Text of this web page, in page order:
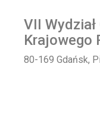
VII
Krajowego
80-169 Gdańsk,